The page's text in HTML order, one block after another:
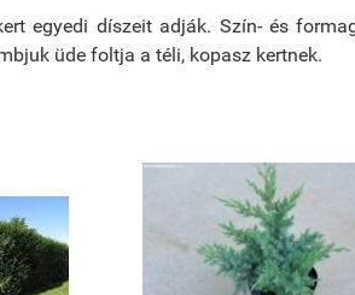
egyedi díszeit adják. Szín- és
üde foltja a téli, kopasz kertnek.